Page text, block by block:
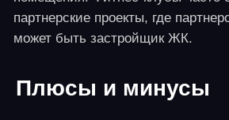
Бизнес требует творческого подхода и большого
личного внимания, отнимает значительный объем
времени. Необходимо страхование рисков – как